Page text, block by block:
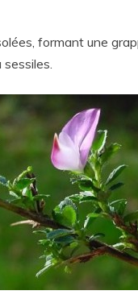
formant une